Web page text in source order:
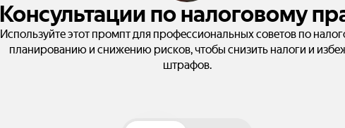
Консультации по налоговому
Используйте этот промпт для профессиональных советов по
планированию и снижению рисков, чтобы снизить налоги и
штрафов.